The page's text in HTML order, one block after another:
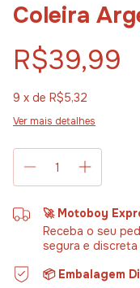
Coleira
R$39,99
9 x de R$5,32
Ver mais detalhes
🚀 Motoboy
Receba o seu
segura e
📦 Embalagem